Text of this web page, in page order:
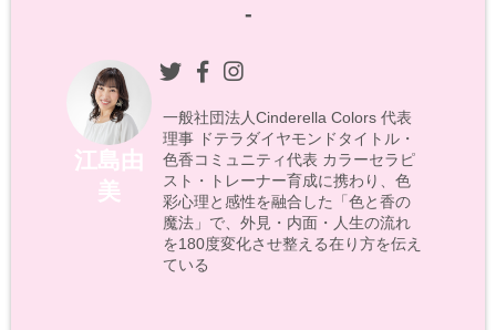
-
江島由
美
一般社団法人Cinderella Colors 代表
理事 ドテラダイヤモンドタイトル・
色香コミュニティ代表 カラーセラピ
スト・トレーナー育成に携わり、色
彩心理と感性を融合した「色と香の
魔法」で、外見・内面・人生の流れ
を180度変化させ整える在り方を伝え
ている